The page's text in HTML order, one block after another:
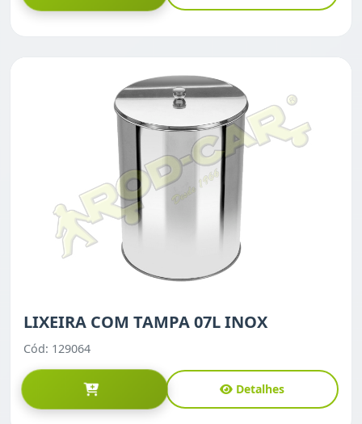
LIXEIRA COM TAMPA 07L INOX
Cód: 129064
Detalhes